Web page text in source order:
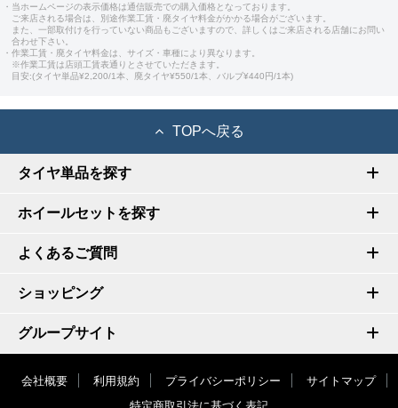
・当ホームページの表示価格は通信販売での購入価格となっております。
ご来店される場合は、別途作業工賃・廃タイヤ料金がかかる場合がございます。
また、一部取付けを行っていない商品もございますので、詳しくはご来店される店舗にお問い
合わせ下さい。
・作業工賃・廃タイヤ料金は、サイズ・車種により異なります。
※作業工賃は店頭工賃表通りとさせていただきます。
目安:(タイヤ単品¥2,200/1本、廃タイヤ¥550/1本、バルブ¥440円/1本)
TOPへ戻る
タイヤ単品を探す
ホイールセットを探す
よくあるご質問
ショッピング
グループサイト
会社概要 利用規約 プライバシーポリシー
サイトマップ